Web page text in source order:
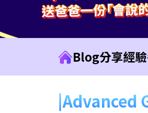
Blog分享經驗
Advanced